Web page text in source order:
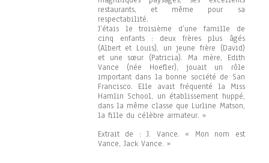
restaurants, et même pour sa
respectabilité.
J’étais le troisième d’une famille de
cinq enfants : deux frères plus âgés
(Albert et Louis), un jeune frère (David)
et une sœur (Patricia). Ma mère, Edith
Vance (née Hoefler), jouait un rôle
important dans la bonne société de San
Francisco. Elle avait fréquenté la Miss
Hamlin School, un établissement huppé,
dans la même classe que Lurline Matson,
la fille du célèbre armateur. »
Extrait de : J. Vance. « Mon nom est
Vance, Jack Vance. »